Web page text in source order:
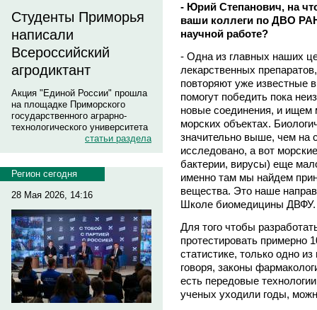
Студенты Приморья
написали
Всероссийский
агродиктант
Акция "Единой России" прошла
на площадке Приморского
государственного аграрно-
технологического университета
статьи раздела
Регион сегодня
28 Мая 2026, 14:16
- Юрий Степанович, на
ваши коллеги по ДВО
научной работе?
- Одна из главных наших
лекарственных
повторяют уже известные
помогут победить пока
новые соединения, и ищем
морских объектах.
значительно выше, чем на
исследовано, а вот
бактерии, вирусы) еще
именно там мы найдем
вещества. Это наше
Школе биомедицины ДВФУ.
Для того чтобы
протестировать примерно
статистике, только одно
говоря, законы
есть передовые
ученых уходили годы,